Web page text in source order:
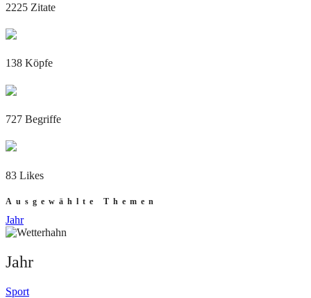
2225 Zitate
138 Köpfe
727 Begriffe
83 Likes
Ausgewählte Themen
Jahr
Jahr
Sport